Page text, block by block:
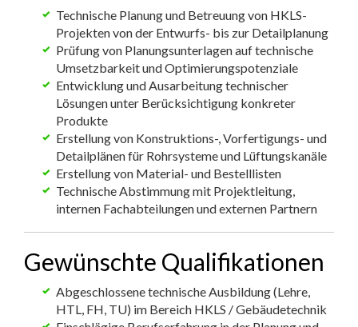
Technische Planung und Betreuung von HKLS-
Projekten von der Entwurfs- bis zur Detailplanung
Prüfung von Planungsunterlagen auf technische
Umsetzbarkeit und Optimierungspotenziale
Entwicklung und Ausarbeitung technischer
Lösungen unter Berücksichtigung konkreter
Produkte
Erstellung von Konstruktions-, Vorfertigungs- und
Detailplänen für Rohrsysteme und Lüftungskanäle
Erstellung von Material- und Bestelllisten
Technische Abstimmung mit Projektleitung,
internen Fachabteilungen und externen Partnern
Gewünschte Qualifikationen
Abgeschlossene technische Ausbildung (Lehre,
HTL, FH, TU) im Bereich HKLS / Gebäudetechnik